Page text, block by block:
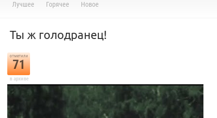
Лучшее Горячее Новое
Ты ж голодранец!
отметили
71
в архиве